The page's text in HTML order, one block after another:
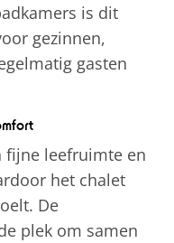
is dit
gezinnen,
gasten
fijne leefruimte en
het chalet
De
plek om samen